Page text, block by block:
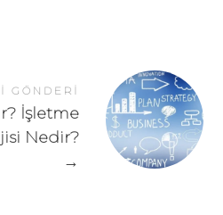
GÖNDERI
İşletme
Nedir?
→